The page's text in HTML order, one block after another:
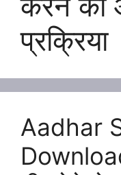
प्रक्रिया
Aadhar